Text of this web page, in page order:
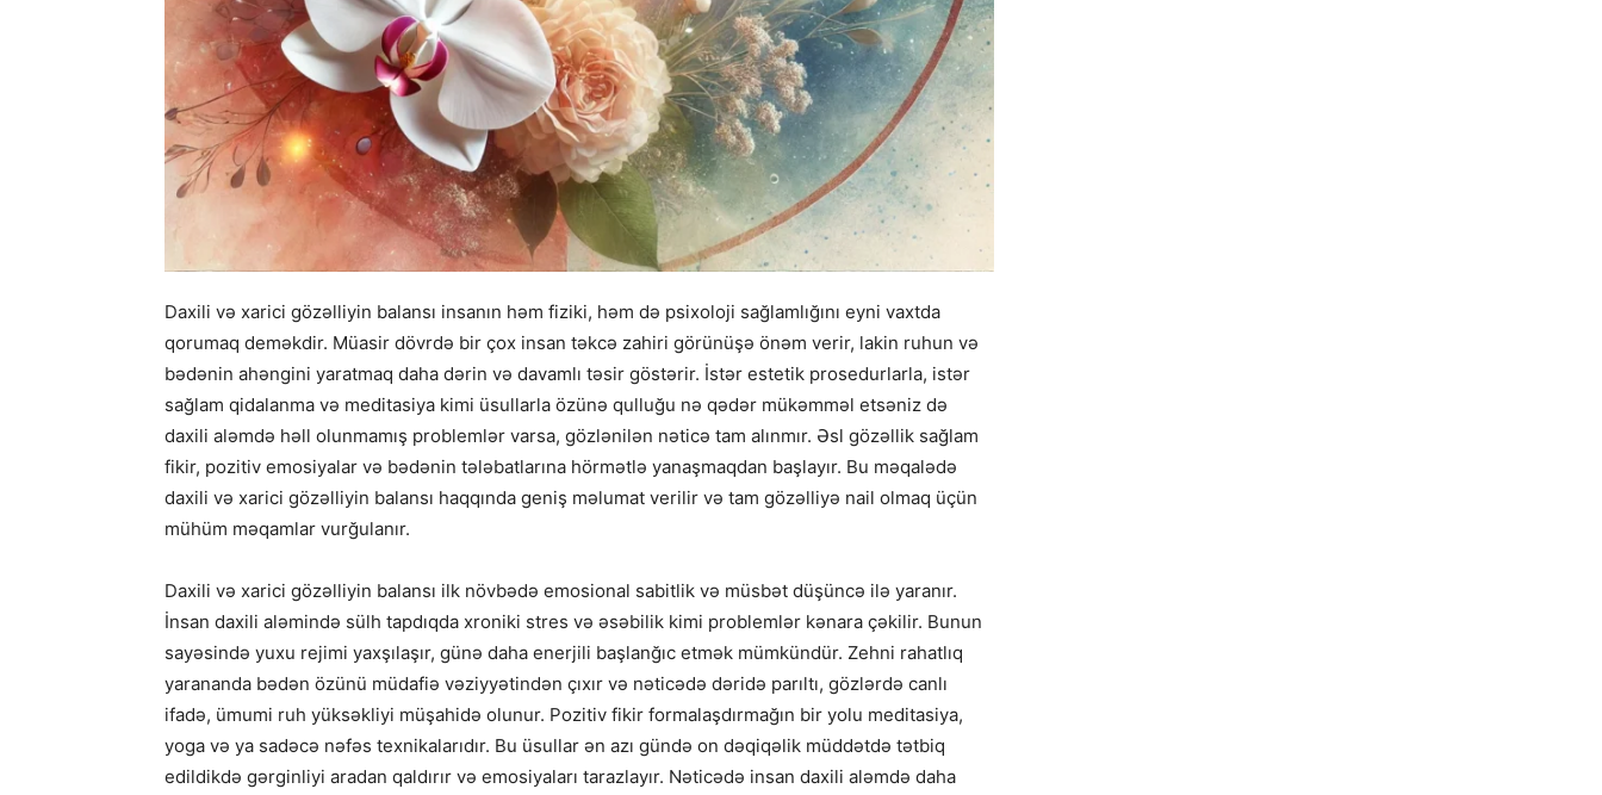
Daxili və xarici gözəlliyin balansı insanın həm fiziki, həm də psixoloji sağlamlığını eyni vaxtda
qorumaq deməkdir. Müasir dövrdə bir çox insan təkcə zahiri görünüşə önəm verir, lakin ruhun və
bədənin ahəngini yaratmaq daha dərin və davamlı təsir göstərir. İstər estetik prosedurlarla, istər
sağlam qidalanma və meditasiya kimi üsullarla özünə qulluğu nə qədər mükəmməl etsəniz də
daxili aləmdə həll olunmamış problemlər varsa, gözlənilən nəticə tam alınmır. Əsl gözəllik sağlam
fikir, pozitiv emosiyalar və bədənin tələbatlarına hörmətlə yanaşmaqdan başlayır. Bu məqalədə
daxili və xarici gözəlliyin balansı haqqında geniş məlumat verilir və tam gözəlliyə nail olmaq üçün
mühüm məqamlar vurğulanır.
Daxili və xarici gözəlliyin balansı ilk növbədə emosional sabitlik və müsbət düşüncə ilə yaranır.
İnsan daxili aləmində sülh tapdıqda xroniki stres və əsəbilik kimi problemlər kənara çəkilir. Bunun
sayəsində yuxu rejimi yaxşılaşır, günə daha enerjili başlanğıc etmək mümkündür. Zehni rahatlıq
yarananda bədən özünü müdafiə vəziyyətindən çıxır və nəticədə dəridə parıltı, gözlərdə canlı
ifadə, ümumi ruh yüksəkliyi müşahidə olunur. Pozitiv fikir formalaşdırmağın bir yolu meditasiya,
yoga və ya sadəcə nəfəs texnikalarıdır. Bu üsullar ən azı gündə on dəqiqəlik müddətdə tətbiq
edildikdə gərginliyi aradan qaldırır və emosiyaları tarazlayır. Nəticədə insan daxili aləmdə daha